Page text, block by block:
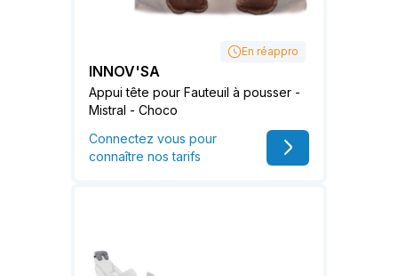
En réappro
INNOV'SA
Appui tête pour Fauteuil à pousser -
Mistral - Choco
Connectez vous pour
connaître nos tarifs